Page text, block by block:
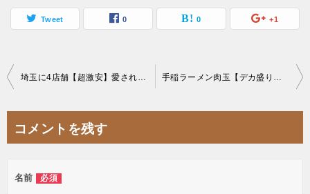
Tweet 0 0 +1
投
ビ
ー
埼玉に4店舗【超激安】愛され地方スーパーの名物デカ盛り弁当5人前1080円デミバーグオムライス 手稲ラーメン肉玉【デカ盛り】二郎系ジャンクまぜそばラーメン大食いチャレンジメニュー20分
コメントを残す
名前 必須